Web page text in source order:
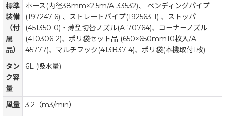
標準
装備
（付
属
品）
ホース(内径38mm×2.5m/A-33532)、 ベンディングパイプ
(197247-6) 、ストレートパイプ(192563-1) 、ストッパ
(451350-0)・薄型切替ノズル(A-70764)、コーナーノズル
(410306-2)、ポリ袋セット品 (650×650mm10枚入/A-
45777)、マルチフック(413B37-4)、ポリ袋(本機取付1枚)
タン
ク容
量
6L (吸水量)
風量
3.2（m3/min）